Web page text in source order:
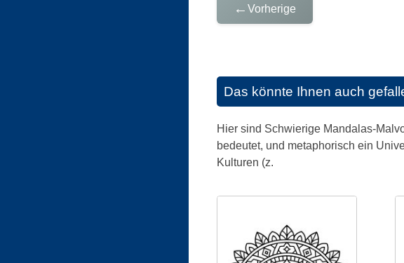
← Vorherige
Das könnte Ihnen auch
Hier sind Schwierige Mandalas-
bedeutet, und metaphorisch ein
Kulturen (z.